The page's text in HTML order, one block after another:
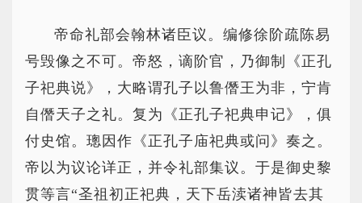
帝命礼部会翰林诸臣议。编修徐阶疏陈易
号毁像之不可。帝怒，谪阶官，乃御制《正孔
子祀典说》，大略谓孔子以鲁僭王为非，宁肯
自僭天子之礼。复为《正孔子祀典申记》，俱
付史馆。璁因作《正孔子庙祀典或问》奏之。
帝以为议论详正，并令礼部集议。于是御史黎
贯等言“圣祖初正祀典，天下岳渎诸神皆去其